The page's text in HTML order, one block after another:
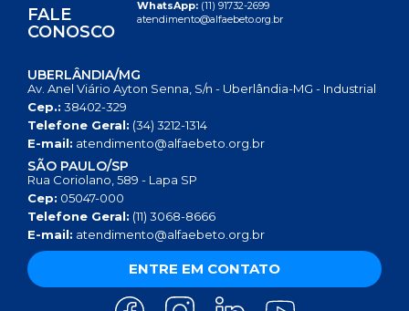
FALE
CONOSCO
WhatsApp: (11) 91732-2699
atendimento@alfaebeto.org.br
UBERLÂNDIA/MG
Av. Anel Viário Ayton Senna, S/n - Uberlândia-MG - Industrial
Cep.: 38402-329
Telefone Geral: (34) 3212-1314
E-mail: atendimento@alfaebeto.org.br
SÃO PAULO/SP
Rua Coriolano, 589 - Lapa SP
Cep: 05047-000
Telefone Geral: (11) 3068-8666
E-mail: atendimento@alfaebeto.org.br
ENTRE EM CONTATO